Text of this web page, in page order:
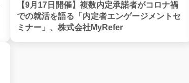
【9月17日開催】複数内定承諾者がコロナ禍
での就活を語る「内定者エンゲージメントセ
ミナー」、株式会社MyRefer